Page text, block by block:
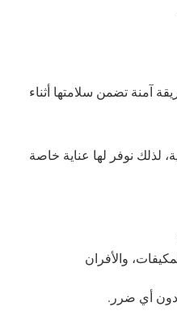
آمنة تضمن سلامتها أثناء
لذلك نوفر لها عناية خاصة
والأفران
دون أي ضرر.